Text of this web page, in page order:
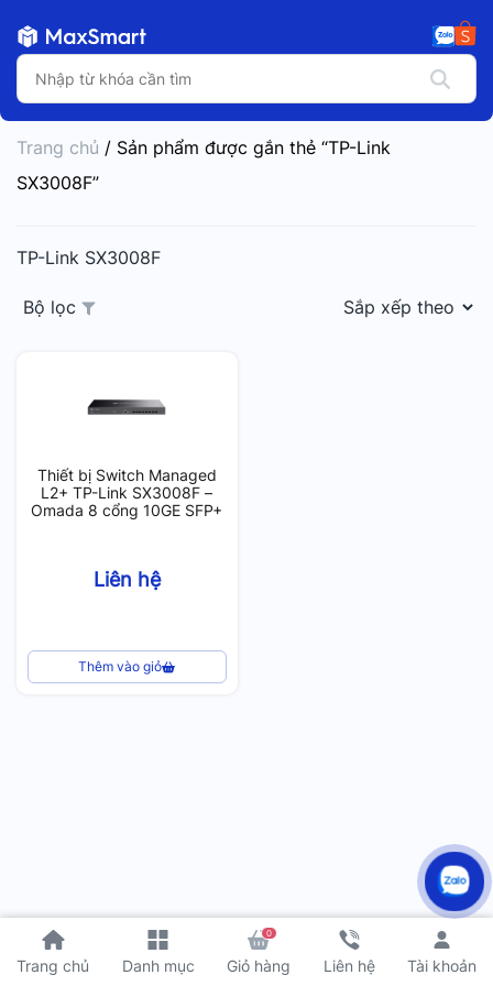
Trang chủ Danh mục
0
Giỏ hàng Liên hệ Tài khoản
Trang chủ / Sản phẩm được gắn thẻ “TP-Link
SX3008F”
TP-Link SX3008F
Bộ lọc
Thiết bị Switch Managed
L2+ TP-Link SX3008F –
Omada 8 cổng 10GE SFP+
Liên hệ
Thêm vào giỏ